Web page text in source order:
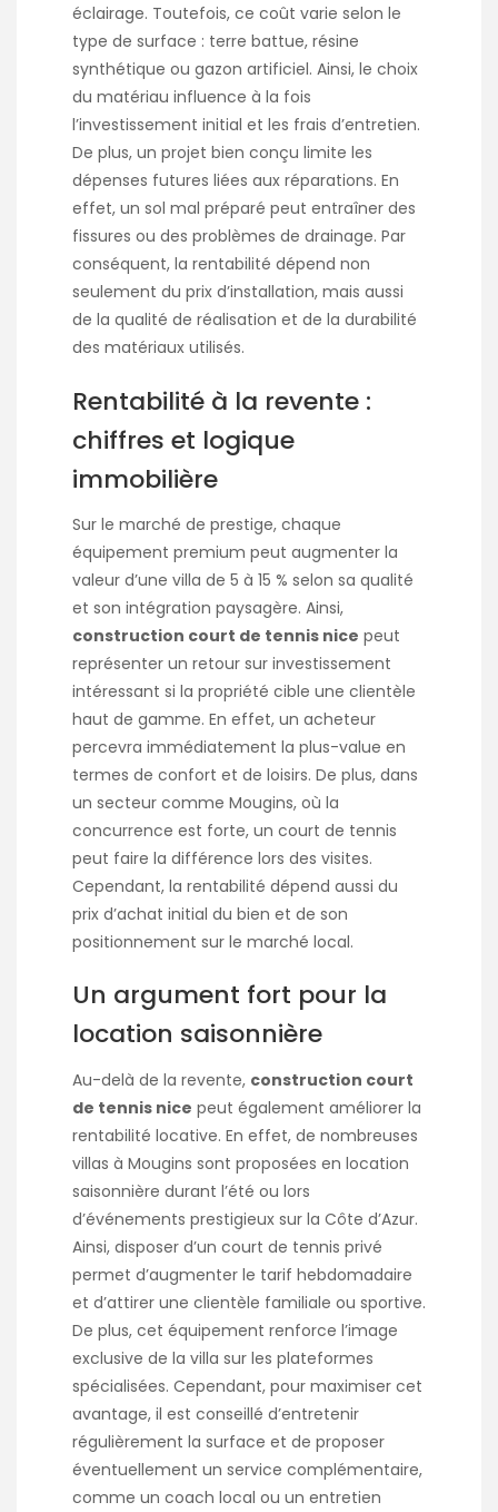
éclairage. Toutefois, ce coût varie selon le
type de surface : terre battue, résine
synthétique ou gazon artificiel. Ainsi, le choix
du matériau influence à la fois
l’investissement initial et les frais d’entretien.
De plus, un projet bien conçu limite les
dépenses futures liées aux réparations. En
effet, un sol mal préparé peut entraîner des
fissures ou des problèmes de drainage. Par
conséquent, la rentabilité dépend non
seulement du prix d’installation, mais aussi
de la qualité de réalisation et de la durabilité
des matériaux utilisés.
Rentabilité à la revente :
chiffres et logique
immobilière
Sur le marché de prestige, chaque
équipement premium peut augmenter la
valeur d’une villa de 5 à 15 % selon sa qualité
et son intégration paysagère. Ainsi,
construction court de tennis nice peut
représenter un retour sur investissement
intéressant si la propriété cible une clientèle
haut de gamme. En effet, un acheteur
percevra immédiatement la plus-value en
termes de confort et de loisirs. De plus, dans
un secteur comme Mougins, où la
concurrence est forte, un court de tennis
peut faire la différence lors des visites.
Cependant, la rentabilité dépend aussi du
prix d’achat initial du bien et de son
positionnement sur le marché local.
Un argument fort pour la
location saisonnière
Au-delà de la revente, construction court
de tennis nice peut également améliorer la
rentabilité locative. En effet, de nombreuses
villas à Mougins sont proposées en location
saisonnière durant l’été ou lors
d’événements prestigieux sur la Côte d’Azur.
Ainsi, disposer d’un court de tennis privé
permet d’augmenter le tarif hebdomadaire
et d’attirer une clientèle familiale ou sportive.
De plus, cet équipement renforce l’image
exclusive de la villa sur les plateformes
spécialisées. Cependant, pour maximiser cet
avantage, il est conseillé d’entretenir
régulièrement la surface et de proposer
éventuellement un service complémentaire,
comme un coach local ou un entretien